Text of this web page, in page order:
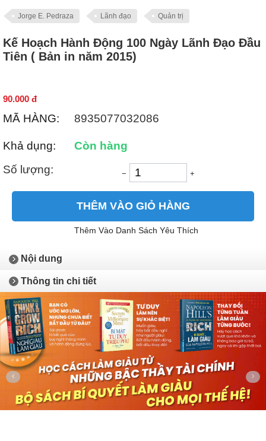
Jorge E. Pedraza Lãnh đạo Quản trị
Kế Hoạch Hành Động 100 Ngày Lãnh Đạo Đầu
Tiên ( Bản in năm 2015)
90.000 đ
MÃ HÀNG: 8935077032086
Khả dụng:
Còn hàng
Số lượng:
− +
THÊM VÀO GIỎ HÀNG
Thêm Vào Danh Sách Yêu Thích
Nội dung
Thông tin chi tiết